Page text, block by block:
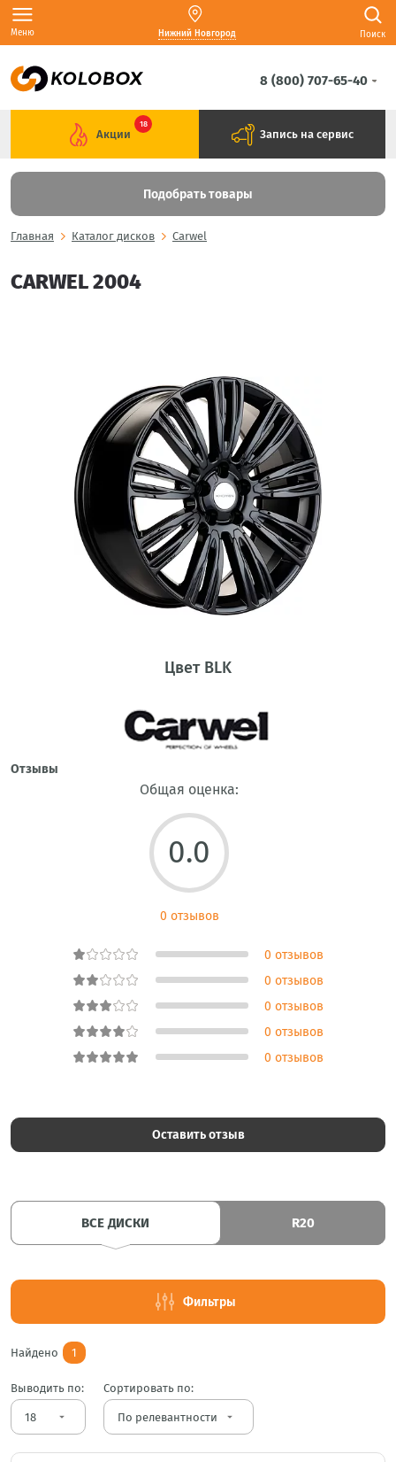
Меню Нижний Новгород Поиск
8 (800) 707-65-40
Акции
18
Запись на сервис
Подобрать товары
Главная Каталог дисков Carwel
CARWEL 2004
Цвет BLK
Отзывы
Общая оценка:
0.0
0 отзывов
0 отзывов
0 отзывов
0 отзывов
0 отзывов
0 отзывов
Оставить отзыв
ВСЕ ДИСКИ R20
Фильтры
Найдено 1
Выводить по:
arrow_drop_down
Сортировать по:
arrow_drop_down